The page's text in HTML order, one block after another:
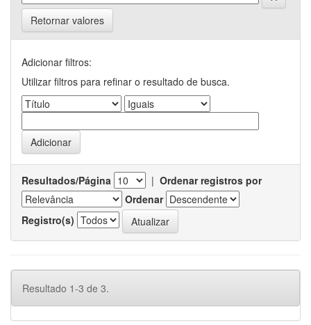
Retornar valores
Adicionar filtros:
Utilizar filtros para refinar o resultado de busca.
Resultados/Página | Ordenar registros por
Ordenar
Registro(s)
Resultado 1-3 de 3.